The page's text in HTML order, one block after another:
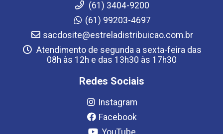
(61) 3404-9200
(61) 99203-4697
sacdosite@estreladistribuicao.com.br
Atendimento de segunda a sexta-feira das
08h às 12h e das 13h30 às 17h30
Redes Sociais
Instagram
Facebook
YouTube